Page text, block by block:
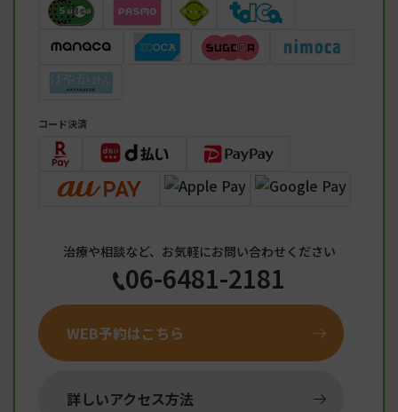
コード決済
治療や相談など、お気軽にお問い合わせください
06-6481-2181
WEB予約はこちら
詳しいアクセス方法